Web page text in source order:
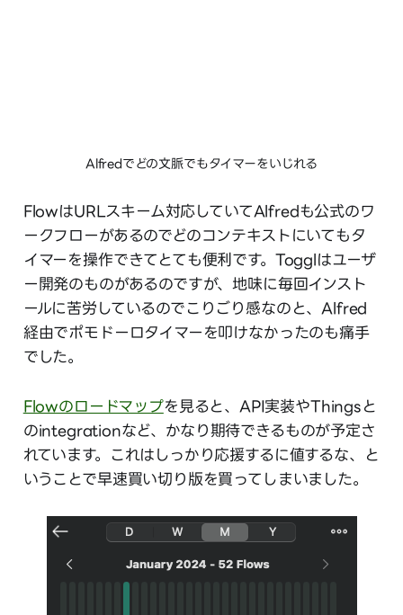
Alfredでどの文脈でもタイマーをいじれる
FlowはURLスキーム対応していてAlfredも公式のワ
ークフローがあるのでどのコンテキストにいてもタ
イマーを操作できてとても便利です。Togglはユーザ
ー開発のものがあるのですが、地味に毎回インスト
ールに苦労しているのでこりごり感なのと、Alfred
経由でポモドーロタイマーを叩けなかったのも痛手
でした。
Flowのロードマップを見ると、API実装やThingsと
のintegrationなど、かなり期待できるものが予定さ
れています。これはしっかり応援するに値するな、と
いうことで早速買い切り版を買ってしまいました。